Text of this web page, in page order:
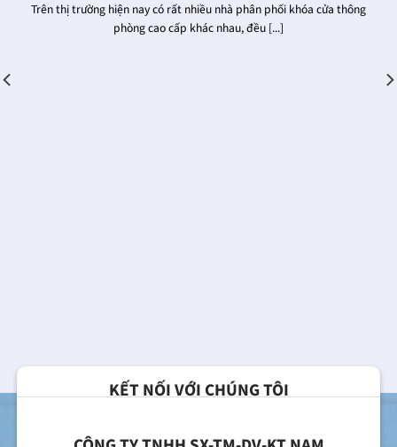
Trên thị trường hiện nay có rất nhiều nhà phân phối khóa cửa thông
phòng cao cấp khác nhau, đều [...]
KẾT NỐI VỚI CHÚNG TÔI